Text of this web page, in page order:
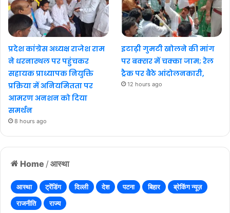
Home / आस्था
आस्था ट्रेंडिंग दिल्ली देश पटना बिहार
ब्रेकिंग न्यूज़
राजनीति
राज्य
प्रदेश कांग्रेस अध्यक्ष राजेश राम
ने धरनास्थल पर पहुंचकर
सहायक प्राध्यापक नियुक्ति
प्रक्रिया में अनियमितता पर
आमरण अनशन को दिया
समर्थन
8 hours ago
इटाढ़ी गुमटी खोलने की मांग
पर बक्सर में चक्का जाम; रेल
ट्रैक पर बैठे आंदोलनकारी,
12 hours ago